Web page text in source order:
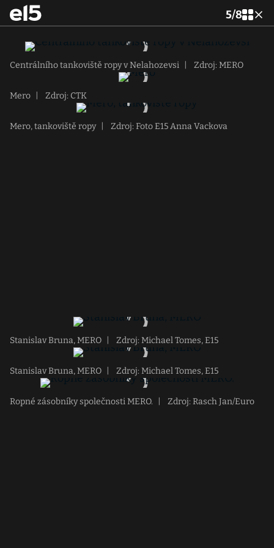
5/8
Centrálního tankoviště ropy v Nelahozevsi Zdroj: MERO
Mero Zdroj: CTK
Mero, tankoviště ropy Zdroj: Foto E15 Anna Vackova
Stanislav Bruna, MERO Zdroj: Michael Tomes, E15
Stanislav Bruna, MERO Zdroj: Michael Tomes, E15
Ropné zásobníky společnosti MERO. Zdroj: Rasch Jan/Euro